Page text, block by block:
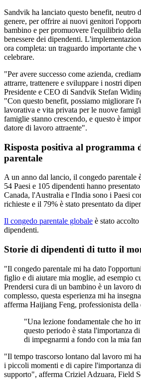
Sandvik ha lanciato questo benefit, neutro
genere, per offrire ai nuovi genitori
bambino e per promuovere l'equilibrio
benessere dei dipendenti.
ora completa: un traguardo importante che
celebrare.
"Per avere successo come azienda,
attrarre, trattenere e sviluppare i nostri
Presidente e CEO di Sandvik Stefan
"Con questo benefit, possiamo migliorare
lavorativa e vita privata per le nuove
famiglie stanno crescendo, e questo è
datore di lavoro attraente".
Risposta positiva al programma
parentale
A un anno dal lancio, il congedo parentale
54 Paesi e 105 dipendenti hanno
Canada, l'Australia e l'India sono i Paesi
richieste e il 79% è stato presentato da
Il congedo parentale globale è stato
dipendenti.
Storie di dipendenti di tutto il
"Il congedo parentale mi ha dato
figlio e di aiutare mia moglie, ad esempio
Prendersi cura di un bambino è un lavoro
complesso, questa esperienza mi ha
afferma Haijiang Feng, professionista della
"Una lezione fondamentale che ho
questo periodo è stata l'importanza di
di impegnarmi a fondo con la mia
"Il tempo trascorso lontano dal lavoro mi
i piccoli momenti e di capire l'importanza
supporto", afferma Criziel Adzuara, Field